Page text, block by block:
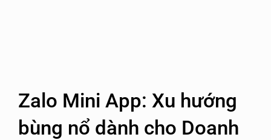
Zalo Mini App: Xu hướng
bùng nổ dành cho Doanh